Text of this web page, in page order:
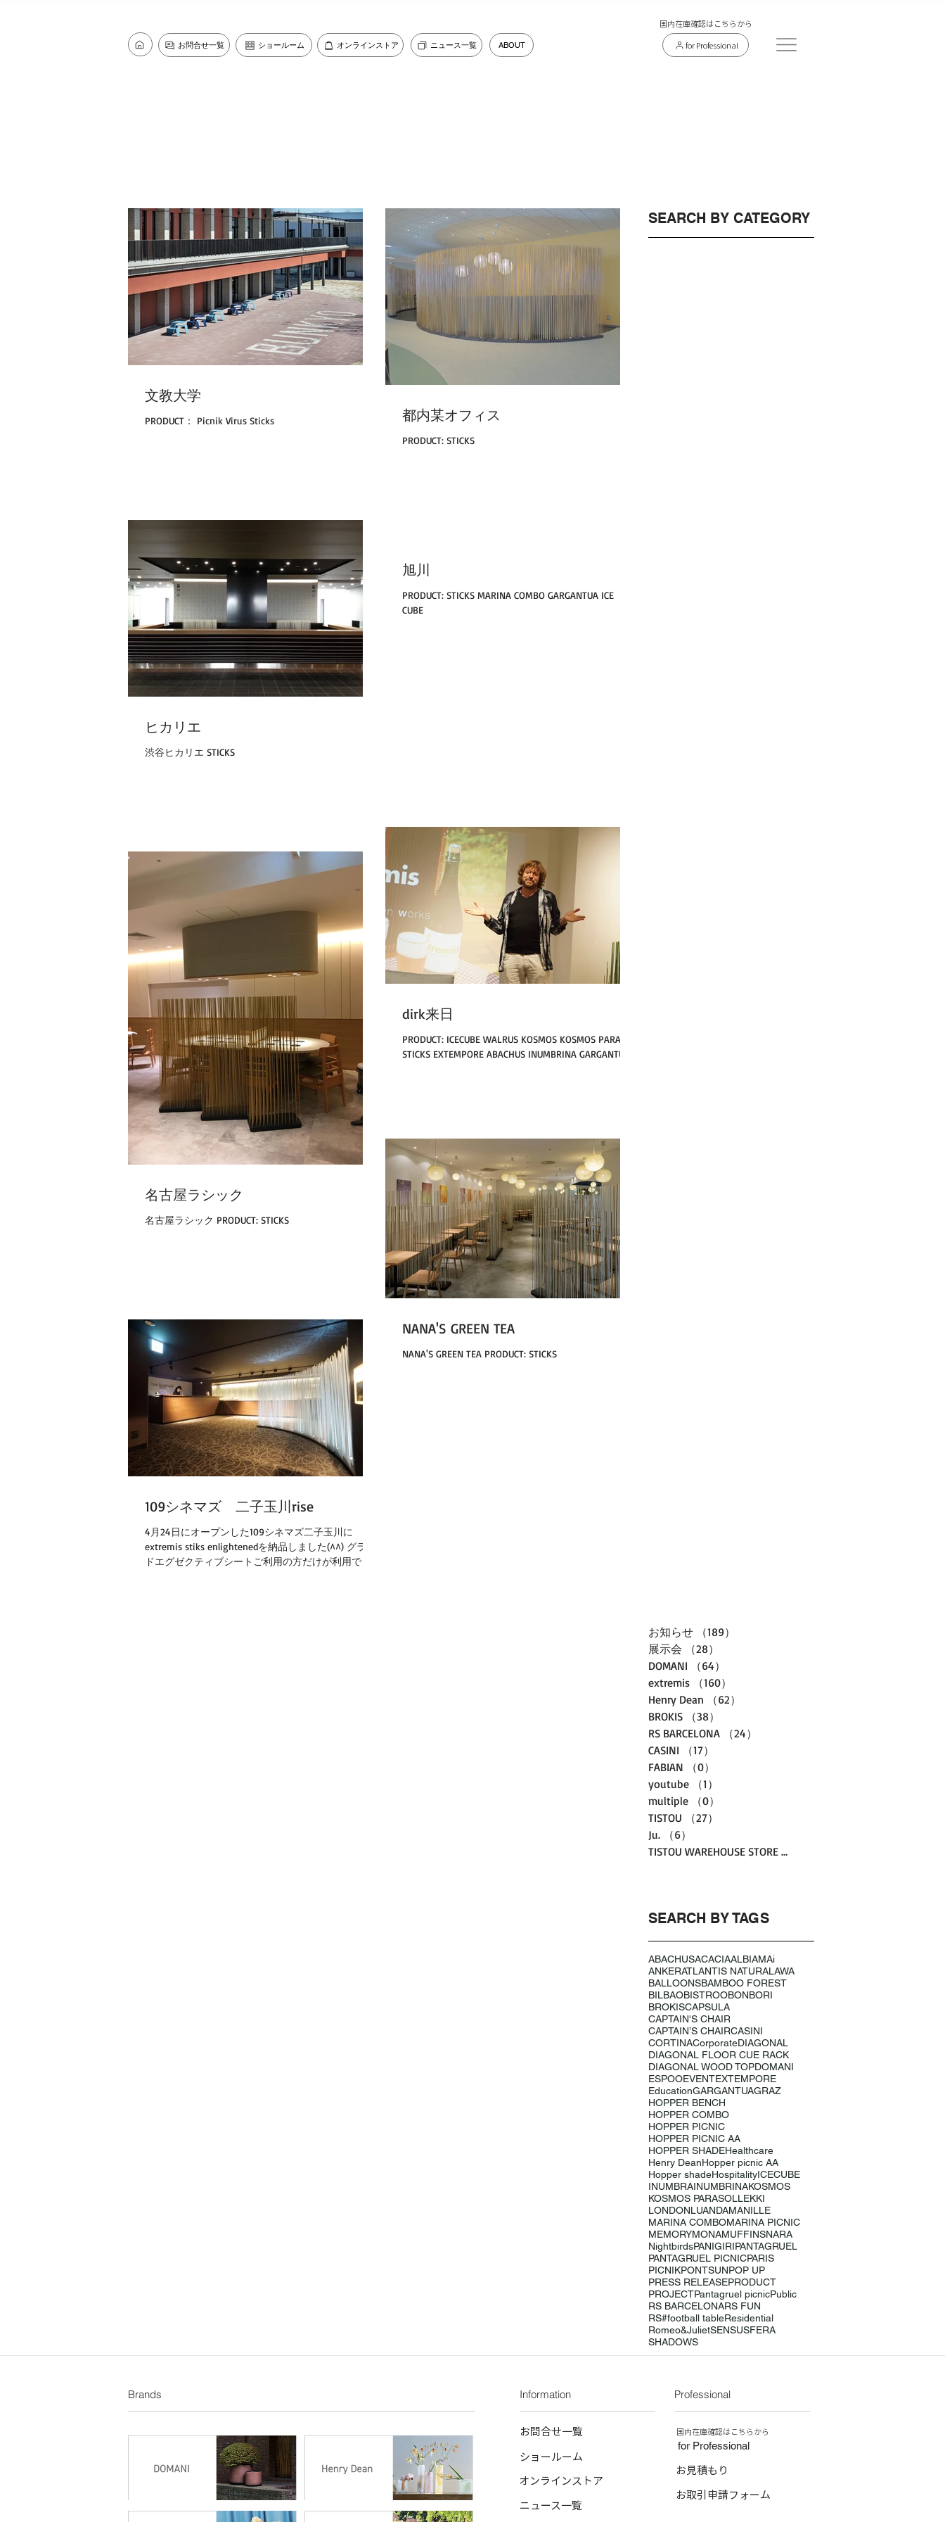
​国内在庫確認はこちらから
お問合せ一覧 ショールーム オンラインストア ニュース一覧 ABOUT for Professional
文教大学
PRODUCT： Picnik Virus Sticks 都内某オフィス
PRODUCT: STICKS
ヒカリエ
渋谷ヒカリエ STICKS
旭川
PRODUCT: STICKS MARINA COMBO GARGANTUA ICE
CUBE
名古屋ラシック
名古屋ラシック PRODUCT: STICKS
dirk来日
PRODUCT: ICECUBE WALRUS KOSMOS KOSMOS PARASOL
STICKS EXTEMPORE ABACHUS INUMBRINA GARGANTUA
109シネマズ 二子玉川rise
4月24日にオープンした109シネマズ二子玉川に
extremis stiks enlightenedを納品しました(^^) グラン
ドエグゼクティブシートご利用の方だけが利用でき
NANA'S GREEN TEA
NANA'S GREEN TEA PRODUCT: STICKS
SEARCH BY CATEGORY
お知らせ （189）
展示会
（28）
DOMANI
（64）
extremis
（160）
Henry Dean
（62）
BROKIS
（38）
RS BARCELONA
（24）
CASINI
（17）
FABIAN
（0）
youtube
（1）
multiple
（0）
TISTOU
（27）
Ju.
（6）
TISTOU WAREHOUSE STORE （3）
SEARCH BY TAGS
ABACHUSACACIAALBIAMAi
ANKERATLANTIS NATURALAWA
BALLOONSBAMBOO FOREST
BILBAOBISTROOBONBORI
BROKISCAPSULA
CAPTAIN'S CHAIR
CAPTAIN’S CHAIRCASINI
CORTINACorporateDIAGONAL
DIAGONAL FLOOR CUE RACK
DIAGONAL WOOD TOPDOMANI
ESPOOEVENTEXTEMPORE
EducationGARGANTUAGRAZ
HOPPER BENCH
HOPPER COMBO
HOPPER PICNIC
HOPPER PICNIC AA
HOPPER SHADEHealthcare
Henry DeanHopper picnic AA
Hopper shadeHospitalityICECUBE
INUMBRAINUMBRINAKOSMOS
KOSMOS PARASOLLEKKI
LONDONLUANDAMANILLE
MARINA COMBOMARINA PICNIC
MEMORYMONAMUFFINSNARA
NightbirdsPANIGIRIPANTAGRUEL
PANTAGRUEL PICNICPARIS
PICNIKPONTSUNPOP UP
PRESS RELEASEPRODUCT
PROJECTPantagruel picnicPublic
RS BARCELONARS FUN
RS#football tableResidential
Romeo&JulietSENSUSFERA
SHADOWS
Brands Information
お問合せ一覧
ショールーム
オンラインストア
ニュース一覧
Professional
for Professional
​国内在庫確認はこちらから
お見積もり
お取引申請フォーム